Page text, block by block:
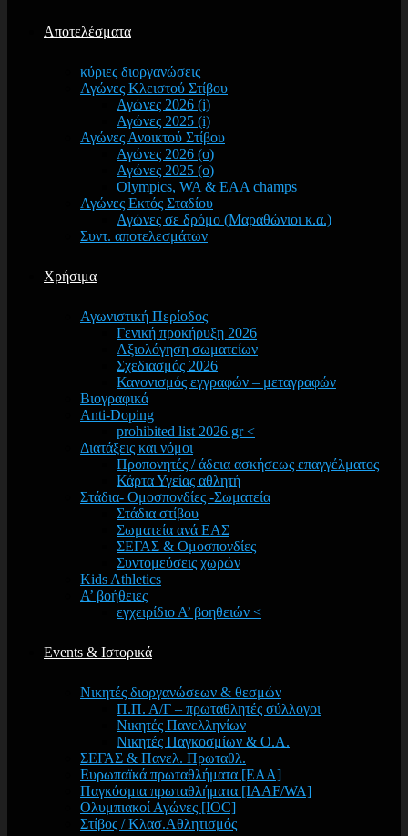
Αποτελέσματα
κύριες διοργανώσεις
Αγώνες Κλειστού Στίβου
Αγώνες 2026 (i)
Αγώνες 2025 (i)
Αγώνες Ανοικτού Στίβου
Αγώνες 2026 (o)
Αγώνες 2025 (o)
Olympics, WA & EAA champs
Αγώνες Εκτός Σταδίου
Αγώνες σε δρόμο (Μαραθώνιοι κ.α.)
Συντ. αποτελεσμάτων
Χρήσιμα
Αγωνιστική Περίοδος
Γενική προκήρυξη 2026
Αξιολόγηση σωματείων
Σχεδιασμός 2026
Κανονισμός εγγραφών – μεταγραφών
Βιογραφικά
Anti-Doping
prohibited list 2026 gr <
Διατάξεις και νόμοι
Προπονητές / άδεια ασκήσεως επαγγέλματος
Κάρτα Υγείας αθλητή
Στάδια- Ομοσπονδίες -Σωματεία
Στάδια στίβου
Σωματεία ανά ΕΑΣ
ΣΕΓΑΣ & Ομοσπονδίες
Συντομεύσεις χωρών
Kids Athletics
Α’ βοήθειες
εγχειρίδιο Α’ βοηθειών <
Events & Ιστορικά
Νικητές διοργανώσεων & θεσμών
Π.Π. Α/Γ – πρωταθλητές σύλλογοι
Νικητές Πανελληνίων
Νικητές Παγκοσμίων & Ο.Α.
ΣΕΓΑΣ & Πανελ. Πρωταθλ.
Ευρωπαϊκά πρωταθλήματα [EAA]
Παγκόσμια πρωταθλήματα [IAAF/WA]
Ολυμπιακοί Αγώνες [IOC]
Στίβος / Κλασ.Αθλητισμός